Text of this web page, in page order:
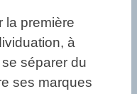
la première
à
se séparer du
ses marques